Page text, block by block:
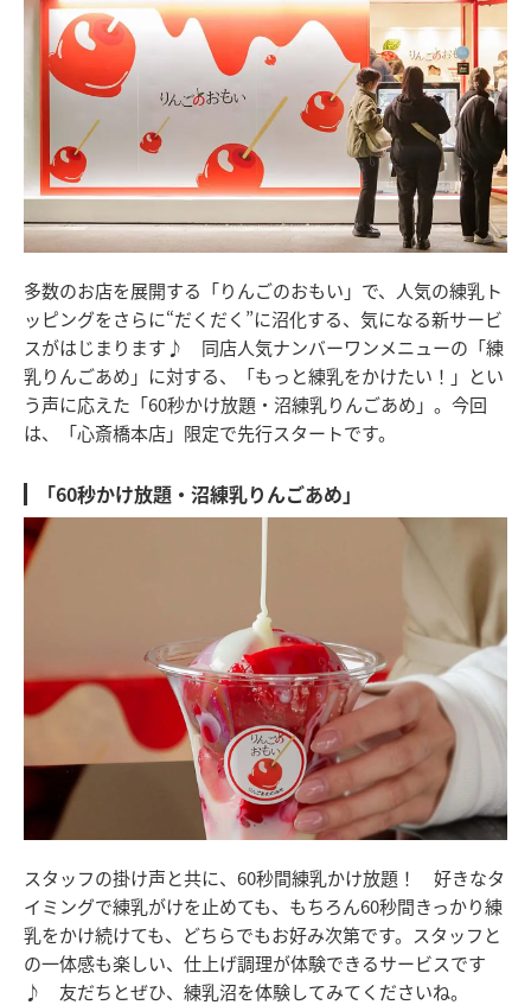
多数のお店を展開する「りんごのおもい」で、人気の練乳ト
ッピングをさらに“だくだく”に沼化する、気になる新サービ
スがはじまります♪ 同店人気ナンバーワンメニューの「練
乳りんごあめ」に対する、「もっと練乳をかけたい！」とい
う声に応えた「60秒かけ放題・沼練乳りんごあめ」。今回
は、「心斎橋本店」限定で先行スタートです。
「60秒かけ放題・沼練乳りんごあめ」
スタッフの掛け声と共に、60秒間練乳かけ放題！ 好きなタ
イミングで練乳がけを止めても、もちろん60秒間きっかり練
乳をかけ続けても、どちらでもお好み次第です。スタッフと
の一体感も楽しい、仕上げ調理が体験できるサービスです
♪ 友だちとぜひ、練乳沼を体験してみてくださいね。